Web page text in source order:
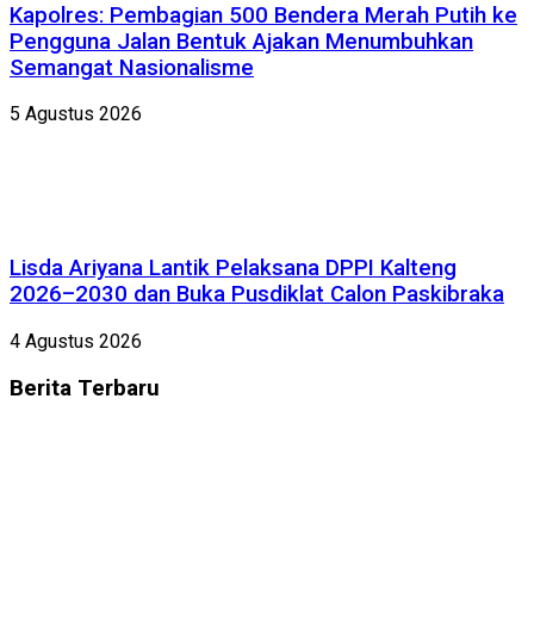
Kapolres: Pembagian 500 Bendera Merah Putih ke
Pengguna Jalan Bentuk Ajakan Menumbuhkan
Semangat Nasionalisme
5 Agustus 2026
Lisda Ariyana Lantik Pelaksana DPPI Kalteng
2026–2030 dan Buka Pusdiklat Calon Paskibraka
4 Agustus 2026
Berita Terbaru